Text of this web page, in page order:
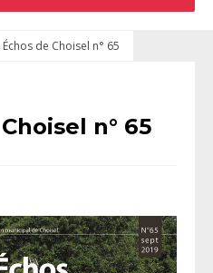
Échos de Choisel n° 65
n° 65